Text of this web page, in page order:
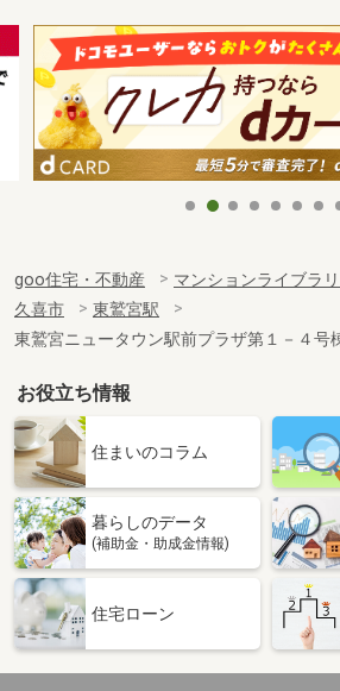
goo住宅・不動産 マンションライブラ
久喜市
東鷲宮駅
東鷲宮ニュータウン駅前プラザ第１－４号
お役立ち情報
住まいのコラム
暮らしのデータ
(補助金・助成金情報)
住宅ローン